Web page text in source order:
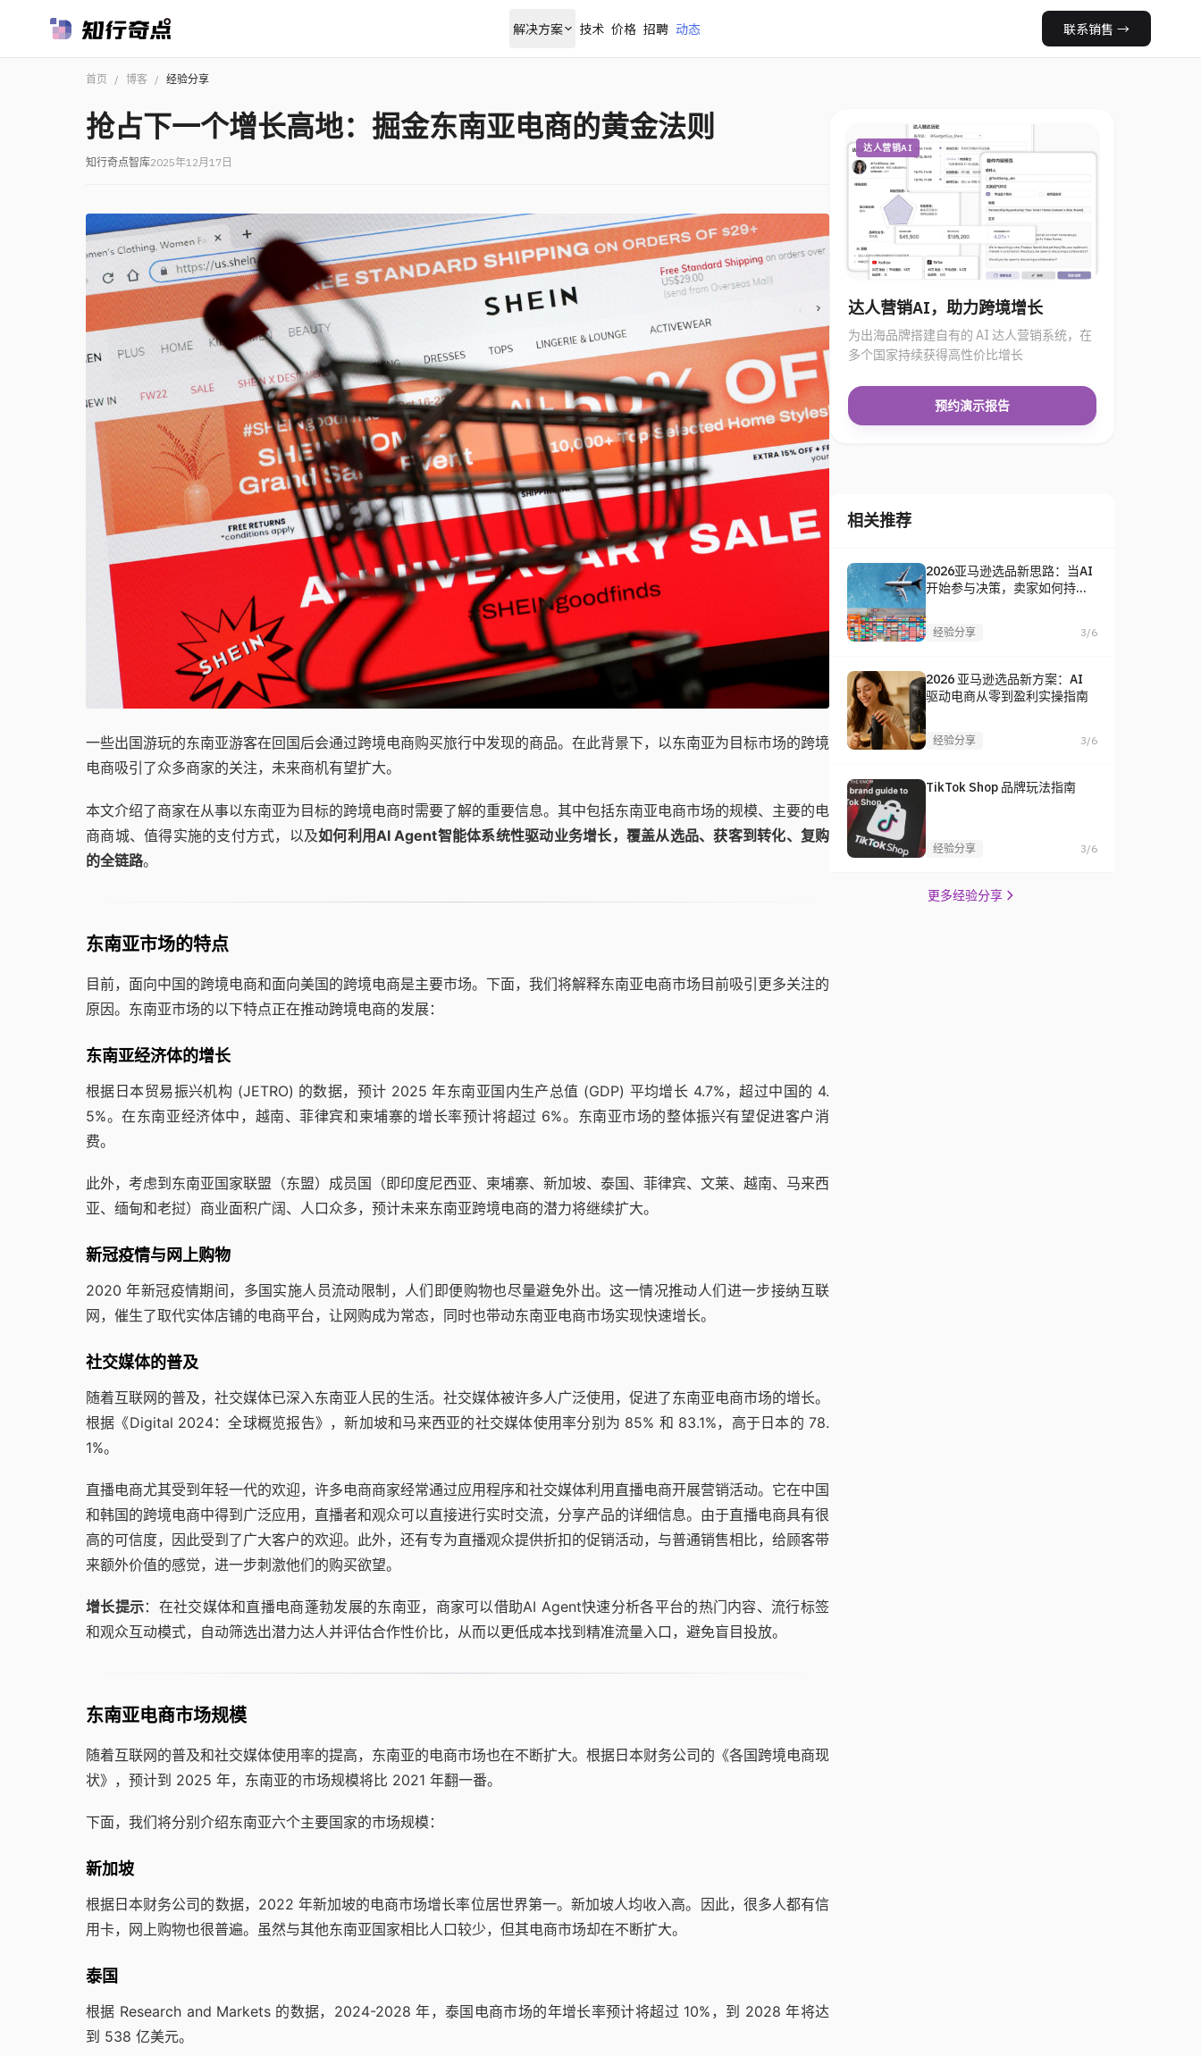
解决方案 技术 价格 招聘 动态 联系销售 →
首页 / 博客 / 经验分享
抢占下一个增长高地：掘金东南亚电商的黄金法则
知行奇点智库2025年12月17日
一些出国游玩的东南亚游客在回国后会通过跨境电商购买旅行中发现的商品。在此背景下，以东南亚为目标市场的跨境
电商吸引了众多商家的关注，未来商机有望扩大。
本文介绍了商家在从事以东南亚为目标的跨境电商时需要了解的重要信息。其中包括东南亚电商市场的规模、主要的电
商商城、值得实施的支付方式，以及如何利用AI Agent智能体系统性驱动业务增长，覆盖从选品、获客到转化、复购
的全链路。
东南亚市场的特点
目前，面向中国的跨境电商和面向美国的跨境电商是主要市场。下面，我们将解释东南亚电商市场目前吸引更多关注的
原因。东南亚市场的以下特点正在推动跨境电商的发展：
东南亚经济体的增长
根据日本贸易振兴机构 (JETRO) 的数据，预计 2025 年东南亚国内生产总值 (GDP) 平均增长 4.7%，超过中国的 4.
5%。在东南亚经济体中，越南、菲律宾和柬埔寨的增长率预计将超过 6%。东南亚市场的整体振兴有望促进客户消
费。
此外，考虑到东南亚国家联盟（东盟）成员国（即印度尼西亚、柬埔寨、新加坡、泰国、菲律宾、文莱、越南、马来西
亚、缅甸和老挝）商业面积广阔、人口众多，预计未来东南亚跨境电商的潜力将继续扩大。
新冠疫情与网上购物
2020 年新冠疫情期间，多国实施人员流动限制，人们即便购物也尽量避免外出。这一情况推动人们进一步接纳互联
网，催生了取代实体店铺的电商平台，让网购成为常态，同时也带动东南亚电商市场实现快速增长。
社交媒体的普及
随着互联网的普及，社交媒体已深入东南亚人民的生活。社交媒体被许多人广泛使用，促进了东南亚电商市场的增长。
根据《Digital 2024：全球概览报告》，新加坡和马来西亚的社交媒体使用率分别为 85% 和 83.1%，高于日本的 78.
1%。
直播电商尤其受到年轻一代的欢迎，许多电商商家经常通过应用程序和社交媒体利用直播电商开展营销活动。它在中国
和韩国的跨境电商中得到广泛应用，直播者和观众可以直接进行实时交流，分享产品的详细信息。由于直播电商具有很
高的可信度，因此受到了广大客户的欢迎。此外，还有专为直播观众提供折扣的促销活动，与普通销售相比，给顾客带
来额外价值的感觉，进一步刺激他们的购买欲望。
增长提示：在社交媒体和直播电商蓬勃发展的东南亚，商家可以借助AI Agent快速分析各平台的热门内容、流行标签
和观众互动模式，自动筛选出潜力达人并评估合作性价比，从而以更低成本找到精准流量入口，避免盲目投放。
东南亚电商市场规模
随着互联网的普及和社交媒体使用率的提高，东南亚的电商市场也在不断扩大。根据日本财务公司的《各国跨境电商现
状》，预计到 2025 年，东南亚的市场规模将比 2021 年翻一番。
下面，我们将分别介绍东南亚六个主要国家的市场规模：
新加坡
根据日本财务公司的数据，2022 年新加坡的电商市场增长率位居世界第一。新加坡人均收入高。因此，很多人都有信
用卡，网上购物也很普遍。虽然与其他东南亚国家相比人口较少，但其电商市场却在不断扩大。
泰国
根据 Research and Markets 的数据，2024-2028 年，泰国电商市场的年增长率预计将超过 10%，到 2028 年将达
到 538 亿美元。
达人营销AI
达人营销AI，助力跨境增长
为出海品牌搭建自有的 AI 达人营销系统，在
多个国家持续获得高性价比增长
预约演示报告
相关推荐
2026亚马逊选品新思路：当AI
开始参与决策，卖家如何持续
经验分享 3/6
2026 亚马逊选品新方案：AI
驱动电商从零到盈利实操指南
经验分享 3/6
TikTok Shop 品牌玩法指南
经验分享 3/6
更多经验分享